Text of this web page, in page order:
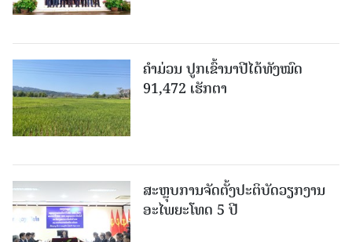
ຄໍາມ່ວນ ປູກເຂົ້ານາປີໄດ້ທັງໝົດ
91,472 ເຮັກຕາ
ສະຫຼຸບການຈັດຕັ້ງປະຕິບັດວຽກງານ
ອະໄພຍະໂທດ 5 ປີ